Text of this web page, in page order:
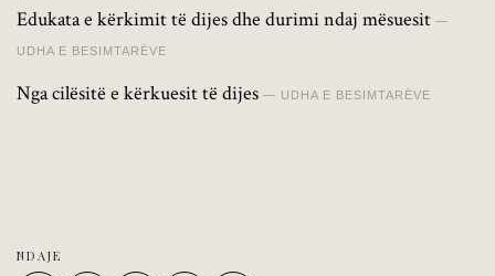
Edukata e kërkimit të dijes dhe durimi ndaj mësuesit
UDHA E BESIMTARËVE
Nga cilësitë e kërkuesit të dijes UDHA E BESIMTARËVE
NDAJE